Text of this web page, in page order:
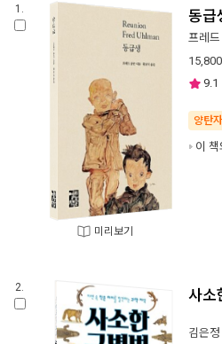
1.
미리보기
동급
프레
15,800
9.1
양탄
이
2. 사소
김은정